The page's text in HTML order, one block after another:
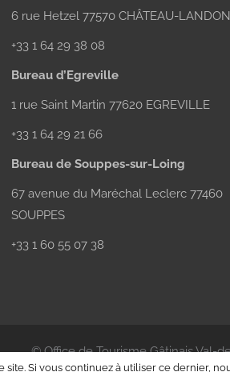
6 rue Hetzel 77570 CHÂTEAU-LANDON
+33 1 64 29 38 08
Bureau d’Egreville
1 rue Saint Martin 77620 EGREVILLE
+33 1 64 29 21 66
Bureau de Souppes-sur-Loing
67 avenue du Maréchal Leclerc 77460
SOUPPES
+33 1 60 55 07 38
© Office de Tourisme Gâtinais Val-
Siège social /Réalisation
Si vous continuez à utiliser ce dernier,